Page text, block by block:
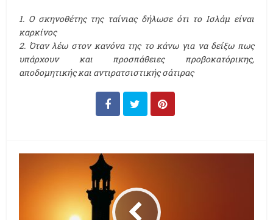
1. Ο σκηνοθέτης της ταίνιας δήλωσε ότι το Ισλάμ είναι
καρκίνος
2. Όταν λέω στον κανόνα της το κάνω για να δείξω πως
υπάρχουν και προσπάθειες προβοκατόρικης,
αποδομητικής και αντιρατσιστικής σάτιρας